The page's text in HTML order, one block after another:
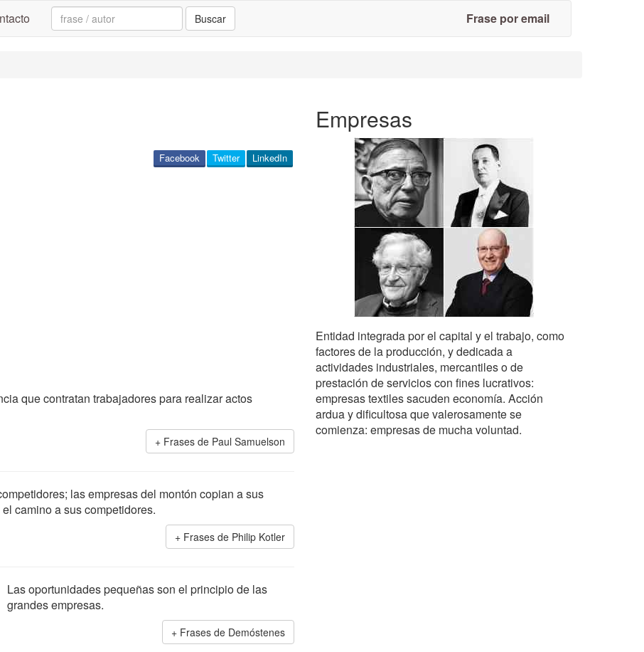
Search: Buscar Frase por email
LinkedIn
Twitter
Facebook
que contratan trabajadores para realizar actos
Frases de Paul Samuelson
las empresas del montón copian a sus
camino a sus competidores.
Frases de Philip Kotler
Las oportunidades pequeñas son el principio de las
grandes empresas.
Frases de Demóstenes
Empresas
Entidad integrada por el capital y el trabajo, como
factores de la producción, y dedicada a
actividades industriales, mercantiles o de
prestación de servicios con fines lucrativos:
empresas textiles sacuden economía. Acción
ardua y dificultosa que valerosamente se
comienza: empresas de mucha voluntad.